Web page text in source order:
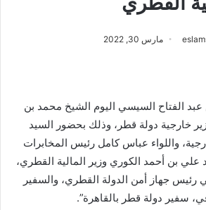
مارس 30, 2022
الفتاح السيسي اليوم الشيخ محمد بن
خارجية دولة قطر، وذلك بحضور السيد
واللواء عباس كامل رئيس المخابرات
علي بن أحمد الكوري وزير المالية القطري،
رئيس جهاز أمن الدولة القطري، والسفير
سفير دولة قطر بالقاهرة”.